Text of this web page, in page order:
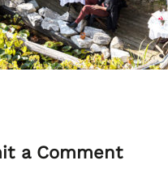
a Comment